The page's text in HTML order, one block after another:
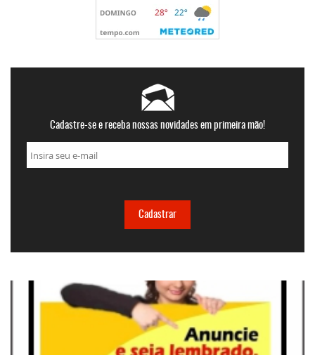
Cadastre-se e receba nossas novidades em primeira mão!